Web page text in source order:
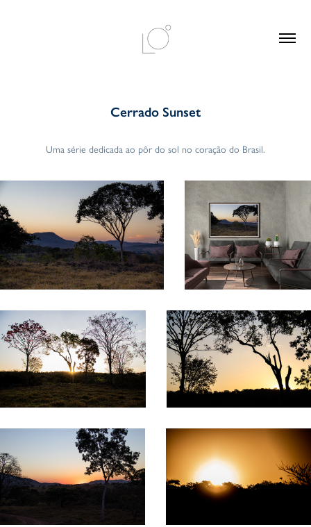
Cerrado Sunset
Uma série dedicada ao pôr do sol no coração do Brasil.